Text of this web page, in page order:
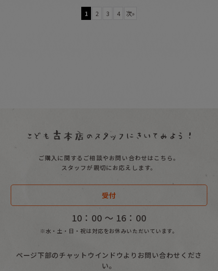
1 2 3 4 次»
ご購入に関するご相談やお問い合わせはこちら。
スタッフが親切にお応えします。
受付
10：00 〜 16：00
※水・土・日・祝は対応をお休みいただいています。
ページ下部のチャットウインドウよりお問い合わせくださ
い。